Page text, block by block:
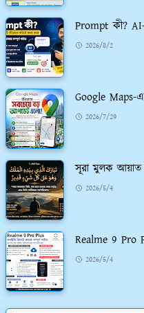
Prompt কী?
2026/8/2
Google Maps-
2026/7/29
সূরা মুলক আয়াত
2026/5/4
Realme 9 Pro
2026/5/4